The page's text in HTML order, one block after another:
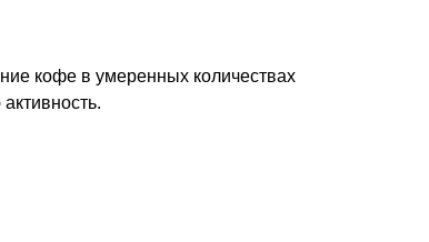
кофе в умеренных количествах